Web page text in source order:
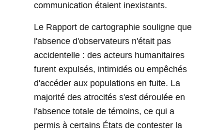
communication étaient inexistants.
Le Rapport de cartographie souligne que
l'absence d'observateurs n'était pas
accidentelle : des acteurs humanitaires
furent expulsés, intimidés ou empêchés
d'accéder aux populations en fuite. La
majorité des atrocités s'est déroulée en
l'absence totale de témoins, ce qui a
permis à certains États de contester la